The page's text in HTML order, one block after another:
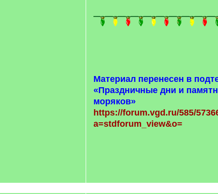
Материал перенесен в
«Праздничные дни и
моряков»
https://forum.vgd.ru/585/
a=stdforum_view&o=